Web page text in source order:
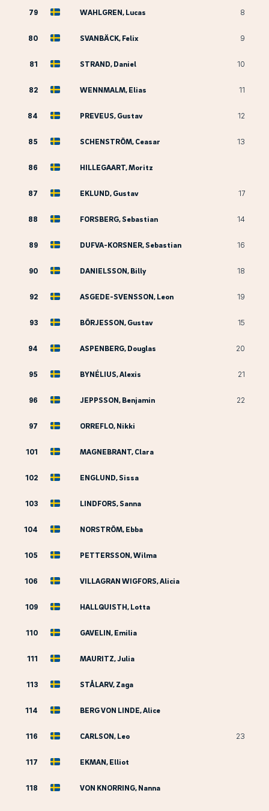
79 WAHLGREN, Lucas 8
80 SVANBÄCK, Felix 9
81 STRAND, Daniel 10
82 WENNMALM, Elias 11
84 PREVEUS, Gustav 12
85 SCHENSTRÖM, Ceasar 13
86 HILLEGAART, Moritz
87 EKLUND, Gustav 17
88 FORSBERG, Sebastian 14
89 DUFVA-KORSNER, Sebastian 16
90 DANIELSSON, Billy 18
92 ASGEDE-SVENSSON, Leon 19
93 BÖRJESSON, Gustav 15
94 ASPENBERG, Douglas 20
95 BYNÉLIUS, Alexis 21
96 JEPPSSON, Benjamin 22
97 ORREFLO, Nikki
101 MAGNEBRANT, Clara
102 ENGLUND, Sissa
103 LINDFORS, Sanna
104 NORSTRÖM, Ebba
105 PETTERSSON, Wilma
106 VILLAGRAN WIGFORS, Alicia
109 HALLQUISTH, Lotta
110 GAVELIN, Emilia
111 MAURITZ, Julia
113 STÅLARV, Zaga
114 BERG VON LINDE, Alice
116 CARLSON, Leo 23
117 EKMAN, Elliot
118 VON KNORRING, Nanna